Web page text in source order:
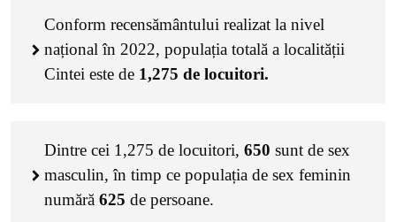
Conform recensământului realizat la nivel
național în 2022, populația totală a localității
Cintei este de 1,275 de locuitori.
Dintre cei 1,275 de locuitori, 650 sunt de sex
masculin, în timp ce populația de sex feminin
numără 625 de persoane.